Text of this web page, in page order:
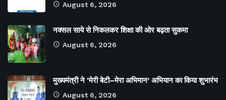
August 6, 2026
नक्सल साये से निकलकर शिक्षा की ओर बढ़ता सुकमा
August 6, 2026
मुख्यमंत्री ने ‘मेरी बेटी–मेरा अभिमान’ अभियान का किया शुभारंभ
August 6, 2026